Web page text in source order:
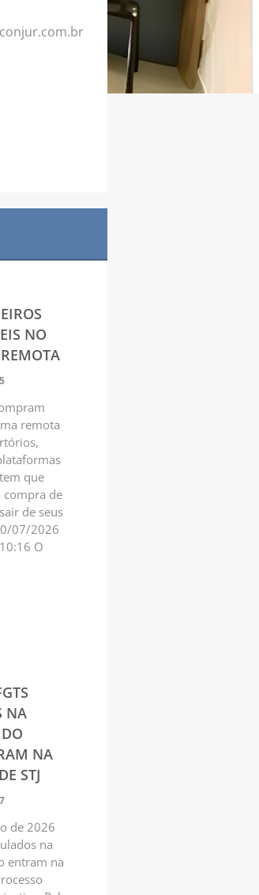
NO
remota
que
compra de
de seus
07/2026
O
NA
NA
STJ
de 2026
na
entram na